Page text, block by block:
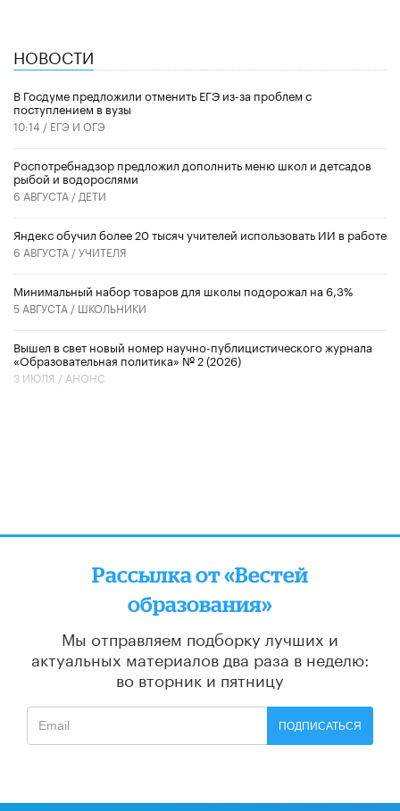
НОВОСТИ
В Госдуме предложили отменить ЕГЭ из-за проблем с
поступлением в вузы
10:14 / ЕГЭ И ОГЭ
Роспотребнадзор предложил дополнить меню школ и детсадов
рыбой и водорослями
6 АВГУСТА / ДЕТИ
​Яндекс обучил более 20 тысяч учителей использовать ИИ в работе
6 АВГУСТА /УЧИТЕЛЯ
Минимальный набор товаров для школы подорожал на 6,3%
5 АВГУСТА / ШКОЛЬНИКИ
Вышел в свет новый номер научно-публицистического журнала
«Образовательная политика» № 2 (2026)
3 ИЮЛЯ / АНОНС
Рассылка от «Вестей
образования»
Мы отправляем подборку лучших и
актуальных материалов два раза в неделю:
во вторник и пятницу
ПОДПИСАТЬСЯ